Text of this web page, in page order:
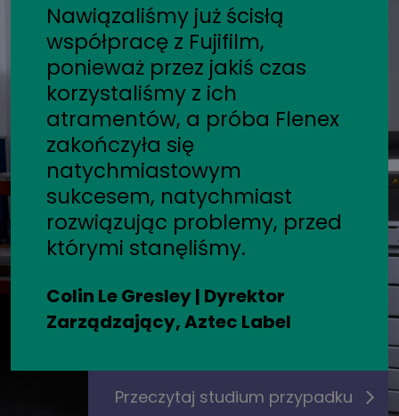
Nawiązaliśmy już ścisłą
współpracę z Fujifilm,
ponieważ przez jakiś czas
korzystaliśmy z ich
atramentów, a próba Flenex
zakończyła się
natychmiastowym
sukcesem, natychmiast
rozwiązując problemy, przed
którymi stanęliśmy.
Colin Le Gresley | Dyrektor
Zarządzający, Aztec Label
Przeczytaj studium przypadku